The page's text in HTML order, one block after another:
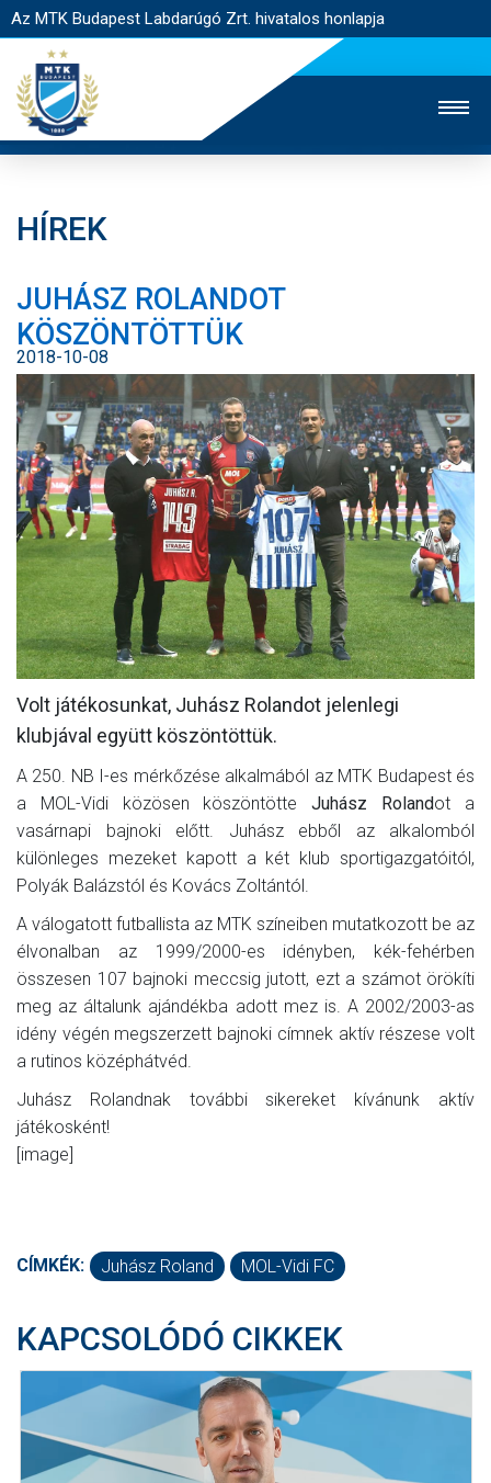
Az MTK Budapest Labdarúgó Zrt. hivatalos honlapja
JEGYÉRTÉKESÍTÉS
WEBSHOP
EGYESÜLET
NYITÓLAP
HÍREK
CSAPATOK
MÉRKŐZÉSEK
KLUB
GALÉRIA
SZURKOLÓI ÉLMÉNYEK
AKKREDITÁCIÓ
HÍREK
JUHÁSZ ROLANDOT
KÖSZÖNTÖTTÜK
2018-10-08
Volt játékosunkat, Juhász Rolandot jelenlegi
klubjával együtt köszöntöttük.
A 250. NB I-es mérkőzése alkalmából az MTK Budapest és
a MOL-Vidi közösen köszöntötteJuhász Rolandot a
vasárnapi bajnoki előtt. Juhász ebből az alkalomból
különleges mezeket kapott a két klub sportigazgatóitól,
Polyák Balázstól és Kovács Zoltántól.
A válogatott futballista az MTK színeiben mutatkozott be az
élvonalban az 1999/2000-es idényben, kék-fehérben
összesen 107 bajnoki meccsig jutott, ezt a számot örökíti
meg az általunk ajándékba adott mez is. A 2002/2003-as
idény végén megszerzett bajnoki címnek aktív részese volt
a rutinos középhátvéd.
Juhász Rolandnak további sikereket kívánunk aktív
játékosként!
[image]
CÍMKÉK: Juhász Roland MOL-Vidi FC
KAPCSOLÓDÓ CIKKEK